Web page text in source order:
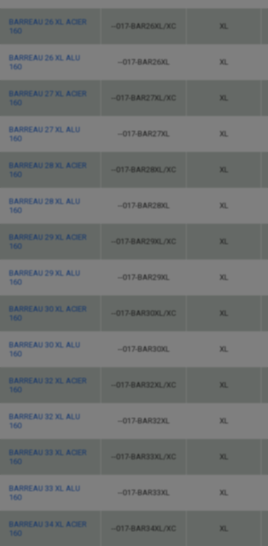
BARREAU 26 XL ACIER
160
--017-BAR26XL/XC XL
BARREAU 26 XL ALU
160
--017-BAR26XL XL
BARREAU 27 XL ACIER
160
--017-BAR27XL/XC XL
BARREAU 27 XL ALU
160
--017-BAR27XL XL
BARREAU 28 XL ACIER
160
--017-BAR28XL/XC XL
BARREAU 28 XL ALU
160
--017-BAR28XL XL
BARREAU 29 XL ACIER
160
--017-BAR29XL/XC XL
BARREAU 29 XL ALU
160
--017-BAR29XL XL
BARREAU 30 XL ACIER
160
--017-BAR30XL/XC XL
BARREAU 30 XL ALU
160
--017-BAR30XL XL
BARREAU 32 XL ACIER
160
--017-BAR32XL/XC XL
BARREAU 32 XL ALU
160
--017-BAR32XL XL
BARREAU 33 XL ACIER
160
--017-BAR33XL/XC XL
BARREAU 33 XL ALU
160
--017-BAR33XL XL
BARREAU 34 XL ACIER
160
--017-BAR34XL/XC XL